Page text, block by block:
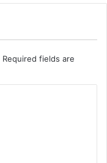
Required fields are